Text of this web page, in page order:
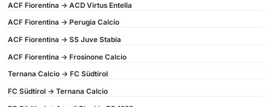
ACF Fiorentina -> ACD Virtus Entella
ACF Fiorentina -> Perugia Calcio
ACF Fiorentina -> SS Juve Stabia
ACF Fiorentina -> Frosinone Calcio
Ternana Calcio -> FC Südtirol
FC Südtirol -> Ternana Calcio